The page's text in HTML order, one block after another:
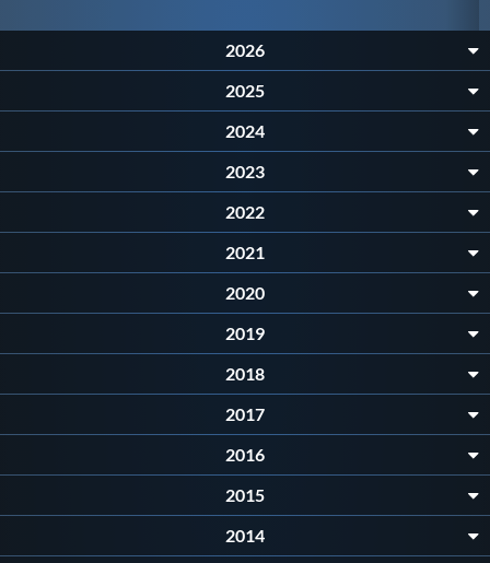
Flash News
Intranet
2026
2025
2024
2023
2022
2021
2020
2019
2018
2017
2016
2015
2014